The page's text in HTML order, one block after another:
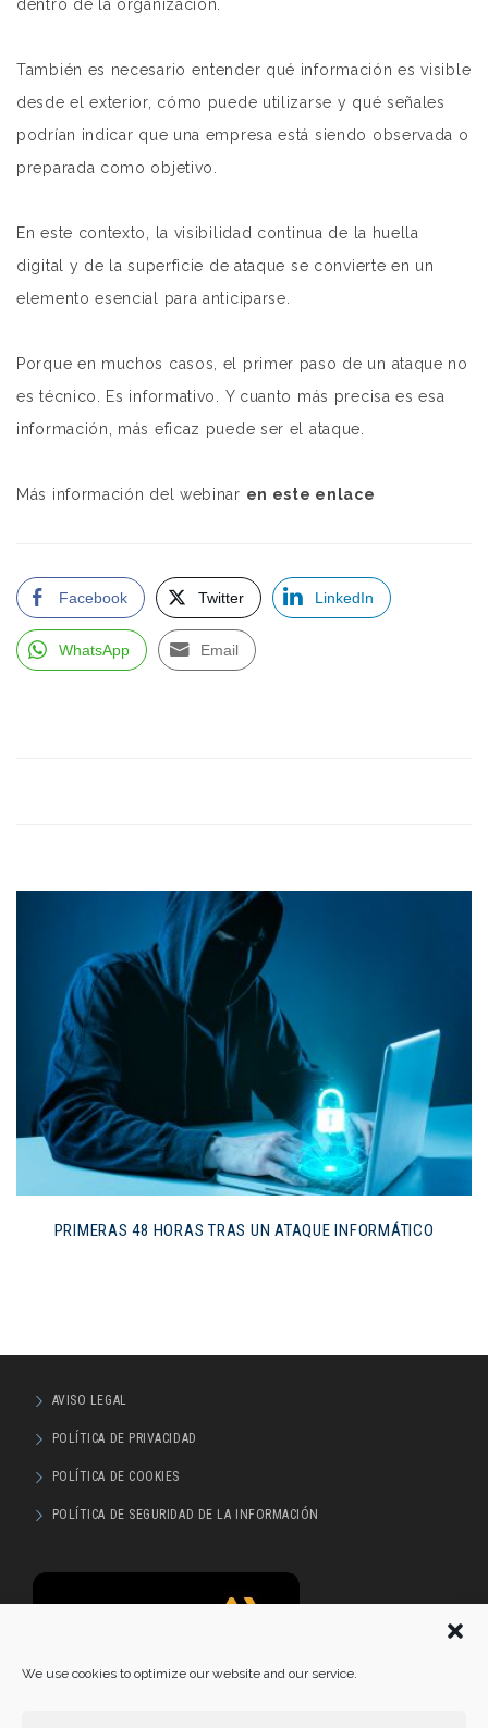
We use cookies to optimize our website and our service.
dentro de la organización.
También es necesario entender qué información es visible
desde el exterior, cómo puede utilizarse y qué señales
podrían indicar que una empresa está siendo observada o
preparada como objetivo.
En este contexto, la visibilidad continua de la huella
digital y de la superficie de ataque se convierte en un
elemento esencial para anticiparse.
Porque en muchos casos, el primer paso de un ataque no
es técnico. Es informativo. Y cuanto más precisa es esa
información, más eficaz puede ser el ataque.
Más información del webinar en este enlace
Facebook Twitter LinkedIn
WhatsApp Email
PRIMERAS 48 HORAS TRAS UN ATAQUE INFORMÁTICO
AVISO LEGAL
POLÍTICA DE PRIVACIDAD
POLÍTICA DE COOKIES
POLÍTICA DE SEGURIDAD DE LA INFORMACIÓN